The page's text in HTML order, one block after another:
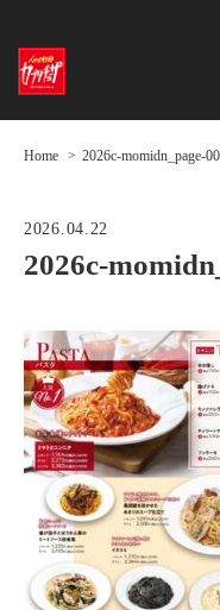
Home 2026c-momidn_page-
2026.04.22
2026c-